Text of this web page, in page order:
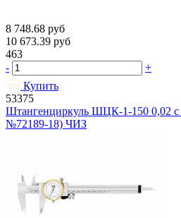
8 748.68 руб
10 673.39 руб
463
-
+
Купить
53375
Штангенциркуль ШЦК-1-150 0,02
№72189-18) ЧИЗ